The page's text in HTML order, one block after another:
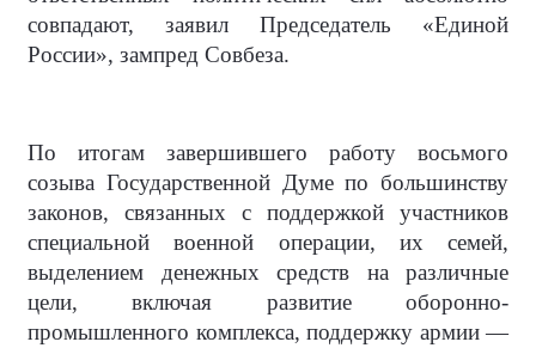
совпадают, заявил Председатель «Единой
России», зампред Совбеза.
По итогам завершившего работу восьмого
созыва Государственной Думе по большинству
законов, связанных с поддержкой участников
специальной военной операции, их семей,
выделением денежных средств на различные
цели, включая развитие оборонно-
промышленного комплекса, поддержку армии —